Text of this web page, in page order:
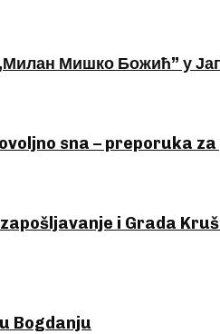
Мишко Божић” у
sna – preporuka
i Grada
Bogdanju